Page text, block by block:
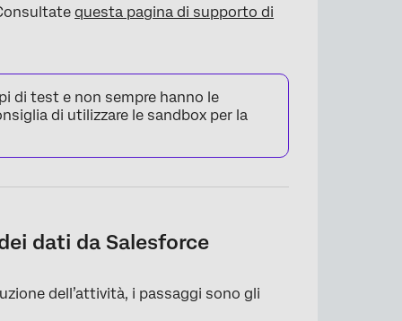
questa pagina di supporto di
di test e non sempre hanno le
di utilizzare le sandbox per la
dati da Salesforce
dell’attività, i passaggi sono gli